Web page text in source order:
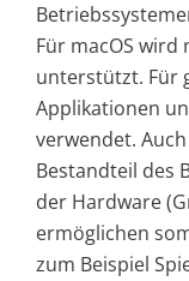
Für macOS wird
unterstützt. Für
Applikationen
verwendet.
Bestandteil des
der Hardware
ermöglichen
zum Beispiel